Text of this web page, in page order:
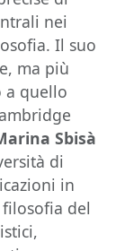
nei
Il suo
ma più
a quello
Sbisà
di
in
del